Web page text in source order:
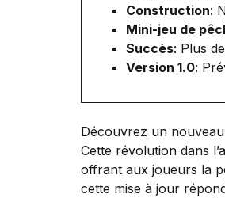
Construction:
Mini-jeu de
Succès: Plus de
Version 1.0:
Découvrez un
Cette révolution dans
offrant aux joueurs la
cette mise à jour